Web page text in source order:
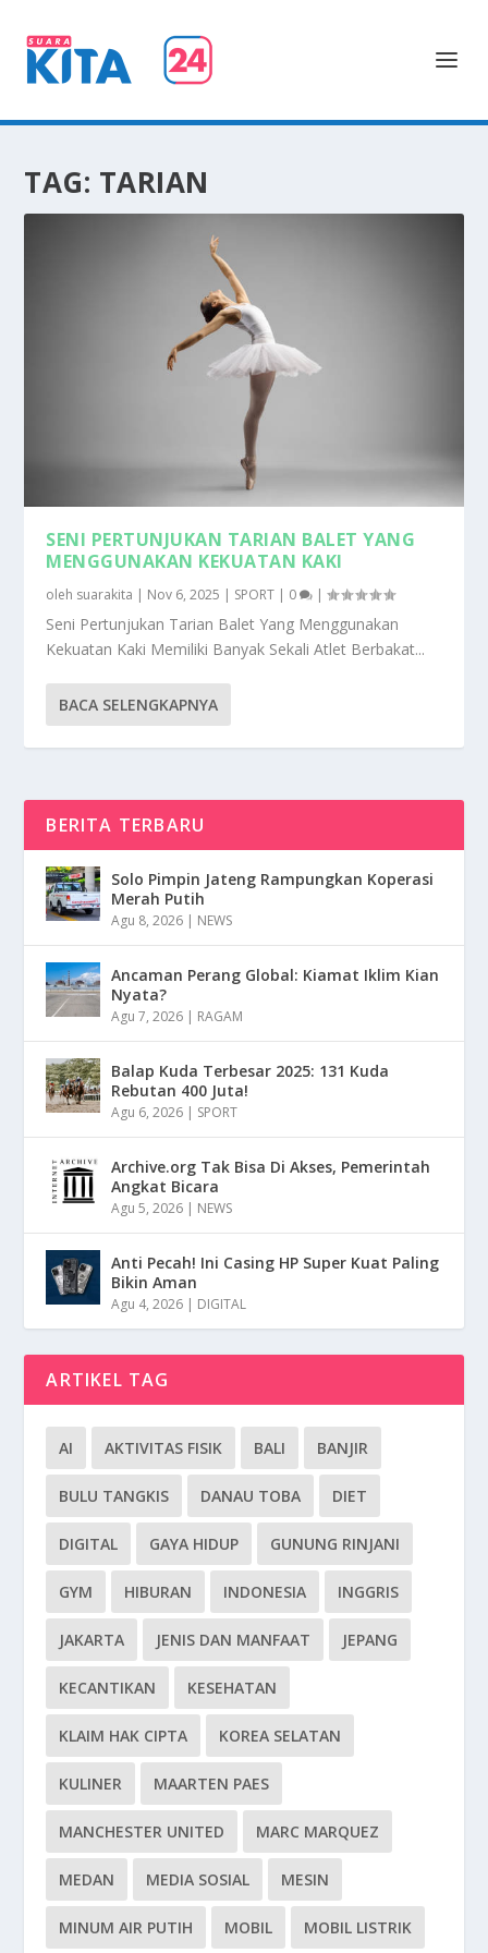
TAG: TARIAN
SENI PERTUNJUKAN TARIAN BALET YANG
MENGGUNAKAN KEKUATAN KAKI
oleh suarakita | Nov 6, 2025 | SPORT | 0 |
Seni Pertunjukan Tarian Balet Yang Menggunakan
Kekuatan Kaki Memiliki Banyak Sekali Atlet Berbakat...
BACA SELENGKAPNYA
BERITA TERBARU
Solo Pimpin Jateng Rampungkan Koperasi
Merah Putih
Agu 8, 2026 | NEWS
Ancaman Perang Global: Kiamat Iklim Kian
Nyata?
Agu 7, 2026 | RAGAM
Balap Kuda Terbesar 2025: 131 Kuda
Rebutan 400 Juta!
Agu 6, 2026 | SPORT
Archive.org Tak Bisa Di Akses, Pemerintah
Angkat Bicara
Agu 5, 2026 | NEWS
Anti Pecah! Ini Casing HP Super Kuat Paling
Bikin Aman
Agu 4, 2026 | DIGITAL
ARTIKEL TAG
AI AKTIVITAS FISIK BALI BANJIR
BULU TANGKIS DANAU TOBA DIET
DIGITAL GAYA HIDUP GUNUNG RINJANI
GYM HIBURAN INDONESIA INGGRIS
JAKARTA JENIS DAN MANFAAT JEPANG
KECANTIKAN KESEHATAN
KLAIM HAK CIPTA KOREA SELATAN
KULINER MAARTEN PAES
MANCHESTER UNITED MARC MARQUEZ
MEDAN MEDIA SOSIAL MESIN
MINUM AIR PUTIH MOBIL MOBIL LISTRIK